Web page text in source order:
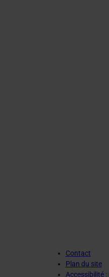
Contact
Plan du site
Accessibilité